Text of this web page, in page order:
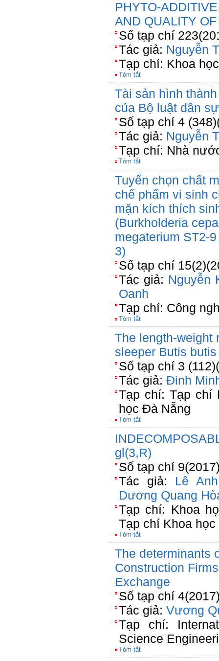
PHYTO-
AND QUALITY
Số tạp chí
Tác giả: Nguyễn
Tạp chí: Khoa
Tóm tắt
Tài sản hình
của Bộ luật dân
Số tạp chí 4
Tác giả: Nguyễn
Tạp chí: Nhà
Tóm tắt
Tuyển chọn chất
chế phẩm vi sinh
mặn kích thích
(Burkholderia
megaterium ST2-
3)
Số tạp chí
Tác giả: Nguyễn
Oanh
Tạp chí: Công
Tóm tắt
The length-weight
sleeper Butis butis
Số tạp chí 3
Tác giả: Đinh
Tạp chí: Tạp chí
học Đà Nẵng
Tóm tắt
gl(3,R)
Số tạp chí
Tác giả: Lê
Dương Quang
Tạp chí: Khoa
Tạp chí Khoa
Tóm tắt
The determinants
Construction
Exchange
Số tạp chí
Tác giả: Vương
Tạp chí:
Science
Tóm tắt